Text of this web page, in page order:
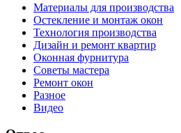
Материалы для производства
Остекление и монтаж окон
Технология производства
Дизайн и ремонт квартир
Оконная фурнитура
Советы мастера
Ремонт окон
Разное
Видео